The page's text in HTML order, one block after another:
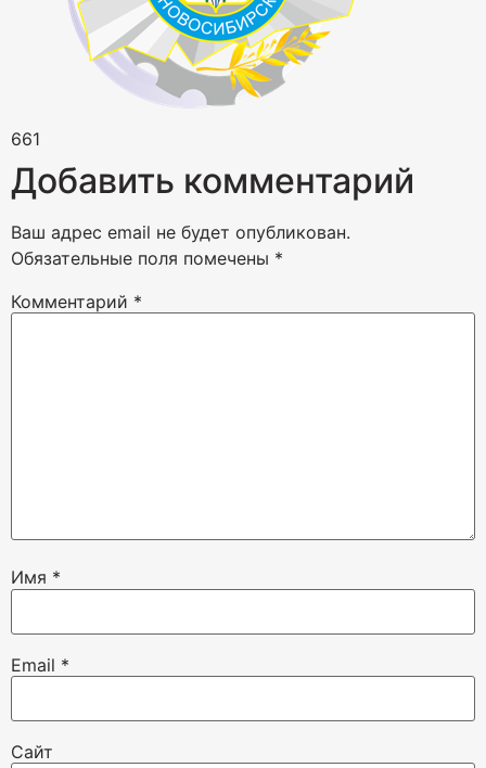
661
Добавить комментарий
Ваш адрес email не будет опубликован.
Обязательные поля помечены *
Комментарий *
Имя *
Email *
Сайт